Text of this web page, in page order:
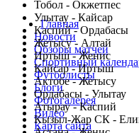
Тобол - Окжетпес
Улытау - Кайсар
Каспий - Ордабасы
Жетысу - Алтай
Иртыш - Женис
Кайсар - Иртыш
Актобе - Жетысу
Ордабасы - Улытау
Атырау - Каспий
Кызыл-Жар СК -
Главная
Новости
Обзоры матчей
Спортивный
Футболисты
Блоги
Фотогалерея
Видео
Карта сайта